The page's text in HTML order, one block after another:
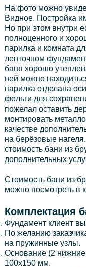
На фото можно
Видное. Постройка
Но при этом внутри
полноценного и
парилка и комната
ленточном
баня хорошо
ней можно
парилка отделана
фольги для
пожелал оставить
монтировать
качестве
на берёзовые
стоимость бани из
дополнительных
Стоимость бани из
можно посмотреть в
Комплектация
Фундамент клиент
По желанию
на пружинные узлы.
Основание (2 нижние
100х150 мм.